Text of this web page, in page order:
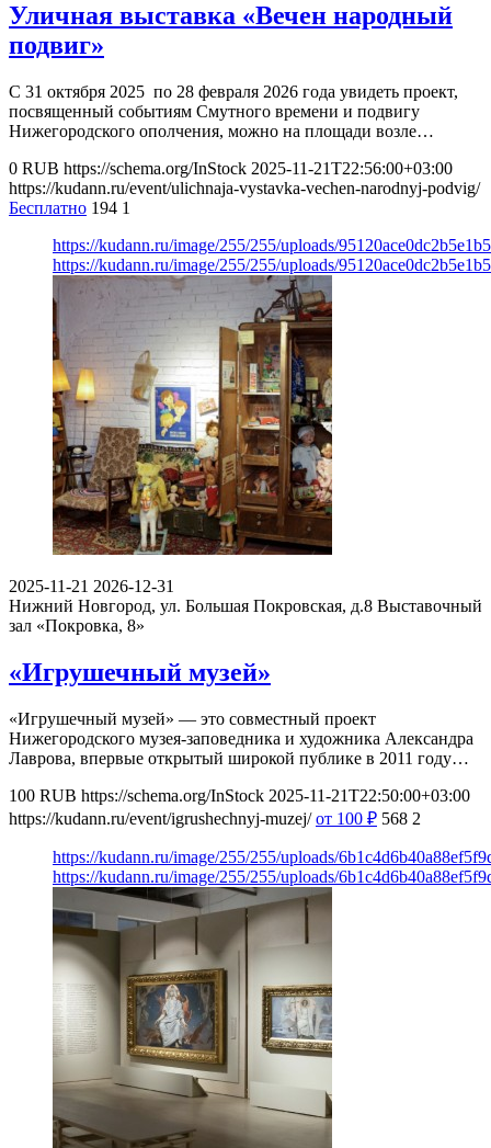
Уличная выставка «Вечен народный
подвиг»
С 31 октября 2025 по 28 февраля 2026 года увидеть проект,
посвященный событиям Смутного времени и подвигу
Нижегородского ополчения, можно на площади возле…
0 RUB https://schema.org/InStock 2025-11-21T22:56:00+03:00
https://kudann.ru/event/ulichnaja-vystavka-vechen-narodnyj-podvig/
Бесплатно 194 1
https://kudann.ru/image/255/255/uploads/
https://kudann.ru/image/255/255/uploads/
2025-11-21 2026-12-31
Нижний Новгород, ул. Большая Покровская, д.8 Выставочный
зал «Покровка, 8»
«Игрушечный музей»
«Игрушечный музей» — это совместный проект
Нижегородского музея-заповедника и художника Александра
Лаврова, впервые открытый широкой публике в 2011 году…
100 RUB https://schema.org/InStock 2025-11-21T22:50:00+03:00
https://kudann.ru/event/igrushechnyj-muzej/ от 100 ₽ 568 2
https://kudann.ru/image/255/255/uploads/
https://kudann.ru/image/255/255/uploads/